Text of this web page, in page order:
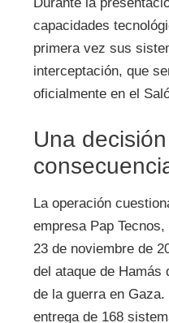
capacidades
primera vez sus
interceptación, que
oficialmente en el
Una
La operación
empresa Pap
23 de noviembre de
del ataque de Hamás
de la guerra en
entrega de 168